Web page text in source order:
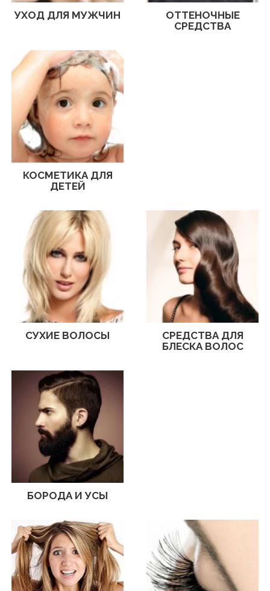
УХОД ДЛЯ МУЖЧИН
ОТТЕНОЧНЫЕ
СРЕДСТВА
КОСМЕТИКА ДЛЯ
ДЕТЕЙ
СУХИЕ ВОЛОСЫ
СРЕДСТВА ДЛЯ
БЛЕСКА ВОЛОС
БОРОДА И УСЫ